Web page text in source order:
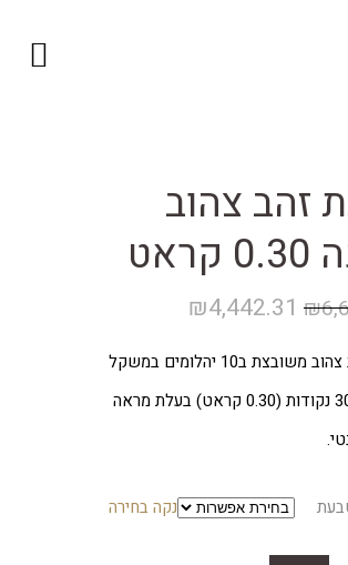
זהב צהוב
₪ המחיר
₪6,663.46.
₪4,442.31
טבעת זהב צהוב משובצת ב10 יהלומים במשקל
כולל של 30 נקודות (0.30 קראט) בעלת מראה
נקה בחירה